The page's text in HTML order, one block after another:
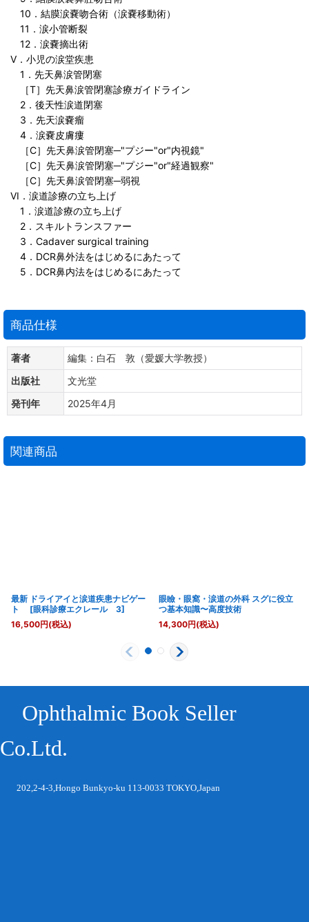
10．結膜涙嚢吻合術（涙嚢移動術）
11．涙小管断裂
12．涙嚢摘出術
V．小児の涙堂疾患
1．先天鼻涙管閉塞
［T］先天鼻涙管閉塞診療ガイドライン
2．後天性涙道閉塞
3．先天涙嚢瘤
4．涙嚢皮膚瘻
［C］先天鼻涙管閉塞─"プジー"or"内視鏡"
［C］先天鼻涙管閉塞─"プジー"or"経過観察"
［C］先天鼻涙管閉塞─弱視
VI．涙道診療の立ち上げ
1．涙道診療の立ち上げ
2．スキルトランスファー
3．Cadaver surgical training
4．DCR鼻外法をはじめるにあたって
5．DCR鼻内法をはじめるにあたって
商品仕様
著者
編集：白石 敦（愛媛大学教授）
出版社
文光堂
発刊年
2025年4月
関連商品
最新 ドライアイと涙道疾患ナビゲー
ト [眼科診療エクレール 3]
16,500円(税込)
眼瞼・眼窩・涙道の外科 スグに役立
つ基本知識〜高度技術
14,300円(税込)
Ophthalmic Book Seller
Co.Ltd.
202,2-4-3,Hongo Bunkyo-ku 113-0033 TOKYO,Japan